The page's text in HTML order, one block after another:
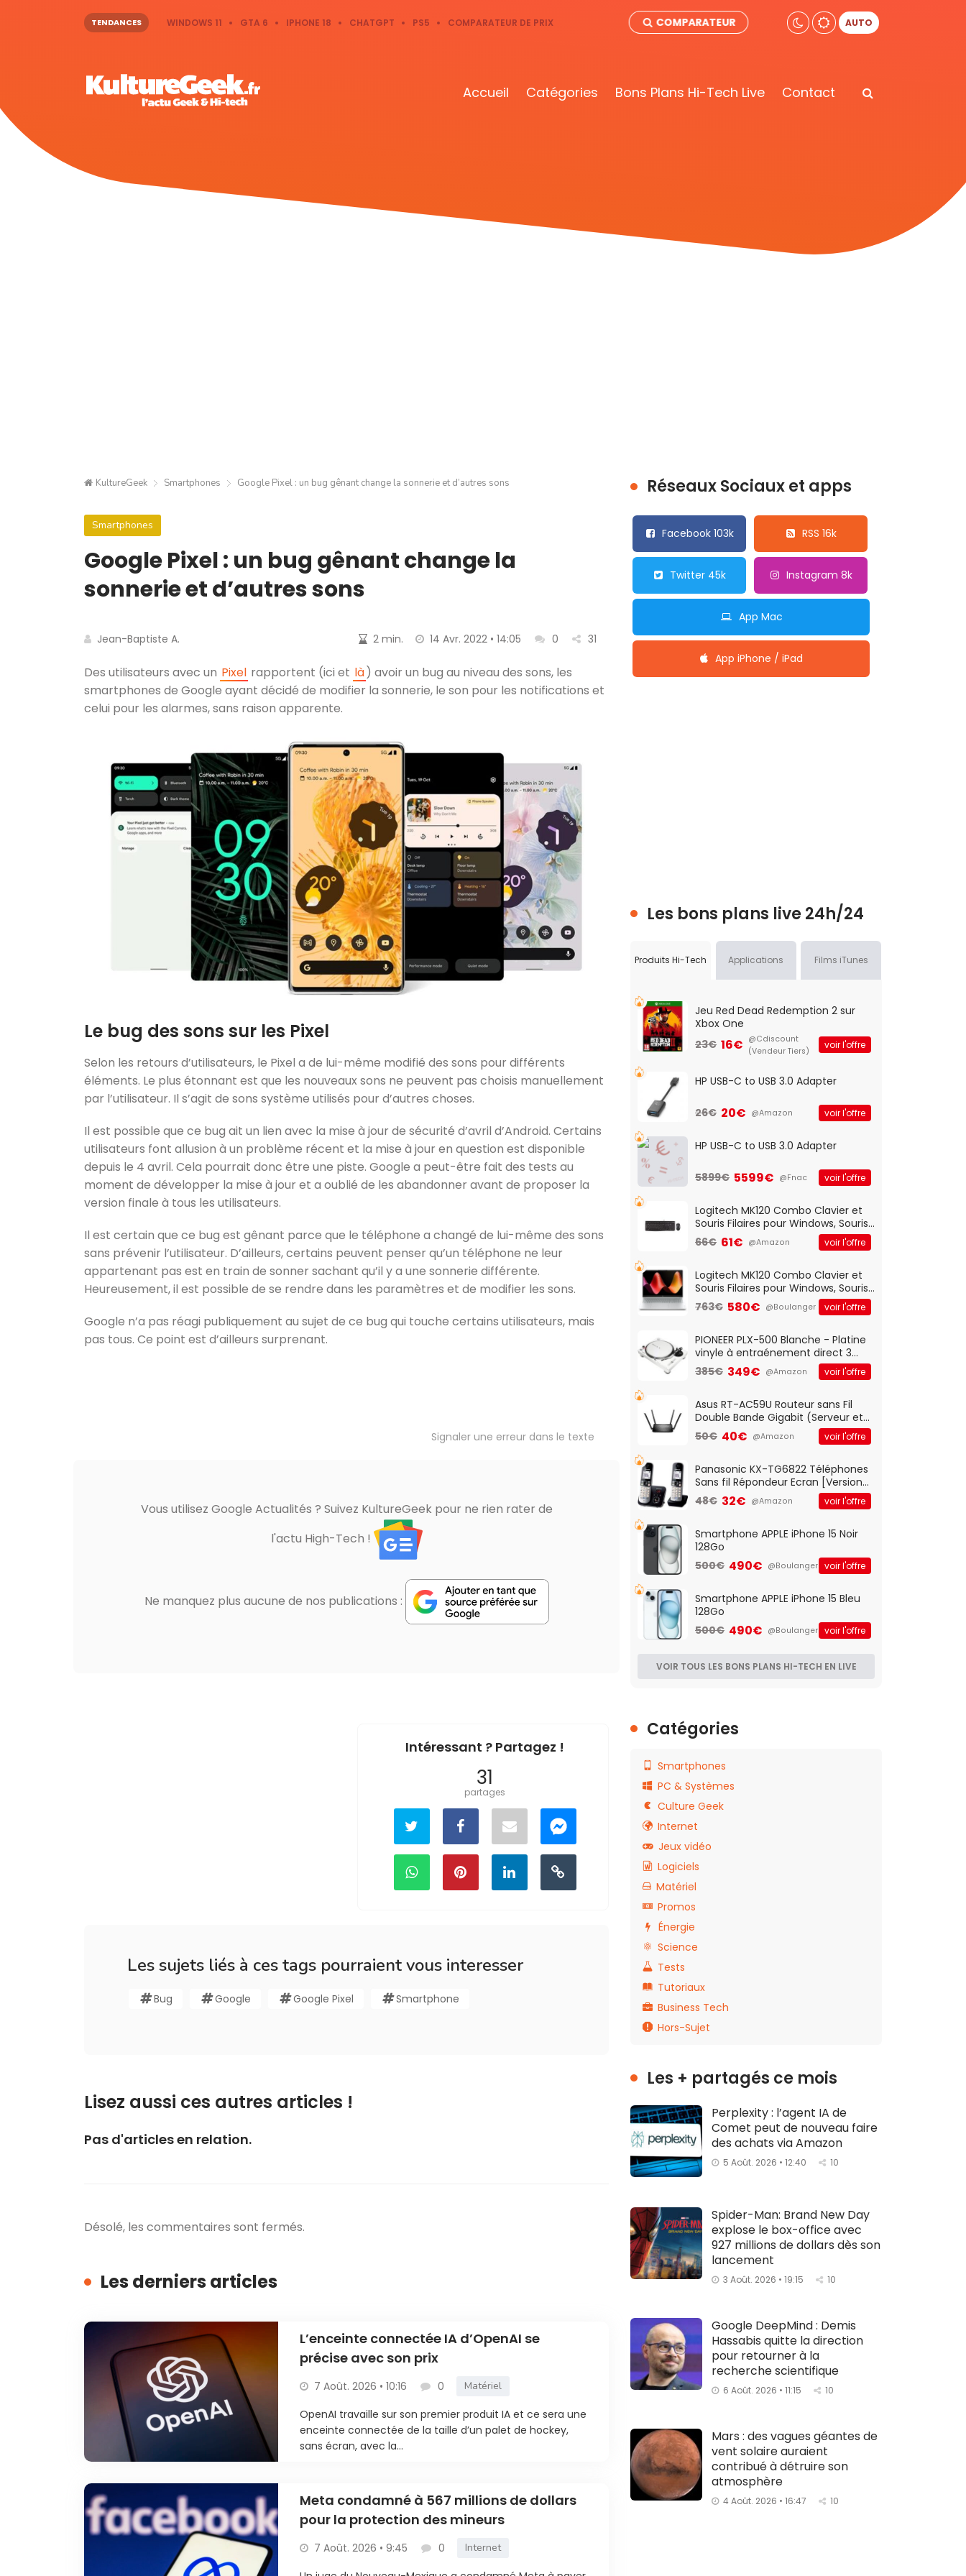
TENDANCES WINDOWS 11 GTA 6 IPHONE 18 CHATGPT PS5 COMPARATEUR DE PRIX COMPARATEUR AUTO
Accueil Catégories Bons Plans Hi-Tech Live Contact
KultureGeek Smartphones Google Pixel : un bug gênant change la sonnerie et d’autres sons
Smartphones
Google Pixel : un bug gênant change la
sonnerie et d’autres sons
Jean-Baptiste A. 2 min. 14 Avr. 2022 • 14:05 0 31
Des utilisateurs avec un Pixel rapportent (ici et là) avoir un bug au niveau des sons, les
smartphones de Google ayant décidé de modifier la sonnerie, le son pour les notifications et
celui pour les alarmes, sans raison apparente.
Le bug des sons sur les Pixel
Selon les retours d’utilisateurs, le Pixel a de lui-même modifié des sons pour différents
éléments. Le plus étonnant est que les nouveaux sons ne peuvent pas choisis manuellement
par l’utilisateur. Il s’agit de sons système utilisés pour d’autres choses.
Il est possible que ce bug ait un lien avec la mise à jour de sécurité d’avril d’Android. Certains
utilisateurs font allusion à un problème récent et la mise à jour en question est disponible
depuis le 4 avril. Cela pourrait donc être une piste. Google a peut-être fait des tests au
moment de développer la mise à jour et a oublié de les abandonner avant de proposer la
version finale à tous les utilisateurs.
Il est certain que ce bug est gênant parce que le téléphone a changé de lui-même des sons
sans prévenir l’utilisateur. D’ailleurs, certains peuvent penser qu’un téléphone ne leur
appartenant pas est en train de sonner sachant qu’il y a une sonnerie différente.
Heureusement, il est possible de se rendre dans les paramètres et de modifier les sons.
Google n’a pas réagi publiquement au sujet de ce bug qui touche certains utilisateurs, mais
pas tous. Ce point est d’ailleurs surprenant.
Signaler une erreur dans le texte
Vous utilisez Google Actualités ? Suivez KultureGeek pour ne rien rater de
l'actu High-Tech !
Ne manquez plus aucune de nos publications :
Intéressant ? Partagez !
31
partages
Les sujets liés à ces tags pourraient vous interesser
Bug Google Google Pixel Smartphone
Lisez aussi ces autres articles !
Pas d'articles en relation.
Désolé, les commentaires sont fermés.
Les derniers articles
L’enceinte connectée IA d’OpenAI se
précise avec son prix
7 Août. 2026 • 10:16 0 Matériel
OpenAI travaille sur son premier produit IA et ce sera une
enceinte connectée de la taille d’un palet de hockey,
sans écran, avec la...
Meta condamné à 567 millions de dollars
pour la protection des mineurs
7 Août. 2026 • 9:45 0 Internet
Réseaux Sociaux et apps
Facebook 103k RSS 16k
Twitter 45k Instagram 8k
App Mac
App iPhone / iPad
Les bons plans live 24h/24
Produits Hi-Tech Applications Films iTunes
Jeu Red Dead Redemption 2 sur
Xbox One
23€ 16€ @Cdiscount
(Vendeur Tiers)
voir l'offre
HP USB-C to USB 3.0 Adapter
26€ 20€ @Amazon voir l'offre
HP USB-C to USB 3.0 Adapter
5899€ 5599€ @Fnac voir l'offre
Logitech MK120 Combo Clavier et
Souris Filaires pour Windows, Souris
Optique Filaire, Connexion USB Plug
And Play, Confortable, Taille
QWERTY UK - Noir
66€ 61€ @Amazon voir l'offre
Logitech MK120 Combo Clavier et
Souris Filaires pour Windows, Souris
Optique Filaire, Connexion USB Plug
And Play, Confortable, Taille
QWERTY UK - Noir
763€ 580€ @Boulanger voir l'offre
PIONEER PLX-500 Blanche - Platine
vinyle à entraénement direct 3
vitesses (33-45-78 trs/min) avec
pre-ampli intégré et port USB
385€ 349€ @Amazon voir l'offre
Asus RT-AC59U Routeur sans Fil
Double Bande Gigabit (Serveur et
Client VPN, Triple Vlan, Mode Point
d'accès et Bridge, contrôle
50€ 40€ @Amazon voir l'offre
Panasonic KX-TG6822 Téléphones
Sans fil Répondeur Ecran [Version
Française]
48€ 32€ @Amazon voir l'offre
Smartphone APPLE iPhone 15 Noir
128Go
500€ 490€ @Boulanger voir l'offre
Smartphone APPLE iPhone 15 Bleu
128Go
500€ 490€ @Boulanger voir l'offre
VOIR TOUS LES BONS PLANS HI-TECH EN LIVE
Catégories
Smartphones
PC & Systèmes
Culture Geek
Internet
Jeux vidéo
Logiciels
Matériel
Promos
Énergie
Science
Tests
Tutoriaux
Business Tech
Hors-Sujet
Les + partagés ce mois
Perplexity : l’agent IA de
Comet peut de nouveau faire
des achats via Amazon
5 Août. 2026 • 12:40 10
Spider-Man: Brand New Day
explose le box-office avec
927 millions de dollars dès son
lancement
3 Août. 2026 • 19:15 10
Google DeepMind : Demis
Hassabis quitte la direction
pour retourner à la
recherche scientifique
6 Août. 2026 • 11:15 10
Mars : des vagues géantes de
vent solaire auraient
contribué à détruire son
atmosphère
4 Août. 2026 • 16:47 10